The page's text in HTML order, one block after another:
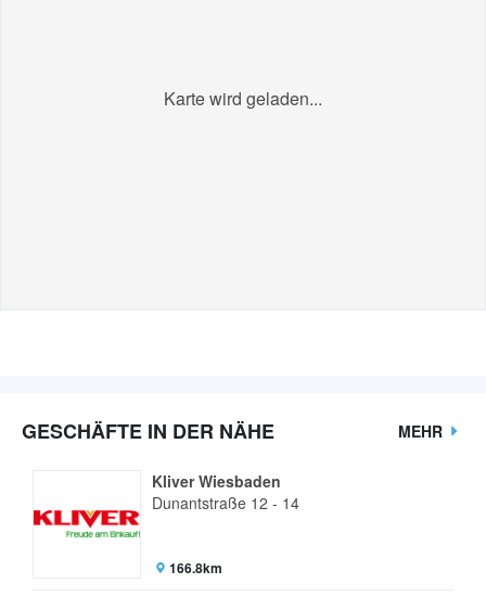
Karte wird geladen...
GESCHÄFTE IN DER NÄHE MEHR
Kliver Wiesbaden
Dunantstraße 12 - 14
166.8km